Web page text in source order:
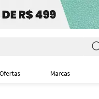
Ofertas Marcas